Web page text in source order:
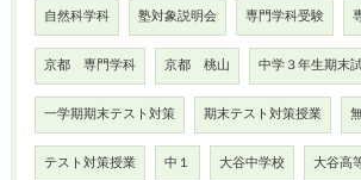
自然科学科 塾対象説明会 専門学科受験
京都 専門学科 京都 桃山 中学３年生期末
一学期期末テスト対策 期末テスト対策授業
テスト対策授業 中１ 大谷中学校 大谷高